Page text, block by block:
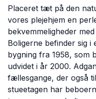
Placeret tæt på den
vores plejehjem en
bekvemmeligheder
Boligerne befinder sig i
bygning fra 1958, som
udvidet i år 2000.
fællesgange, der også
stueetagen har